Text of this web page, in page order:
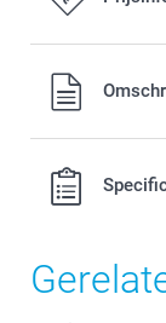
Alle prijzen zijn
verzendkosten.